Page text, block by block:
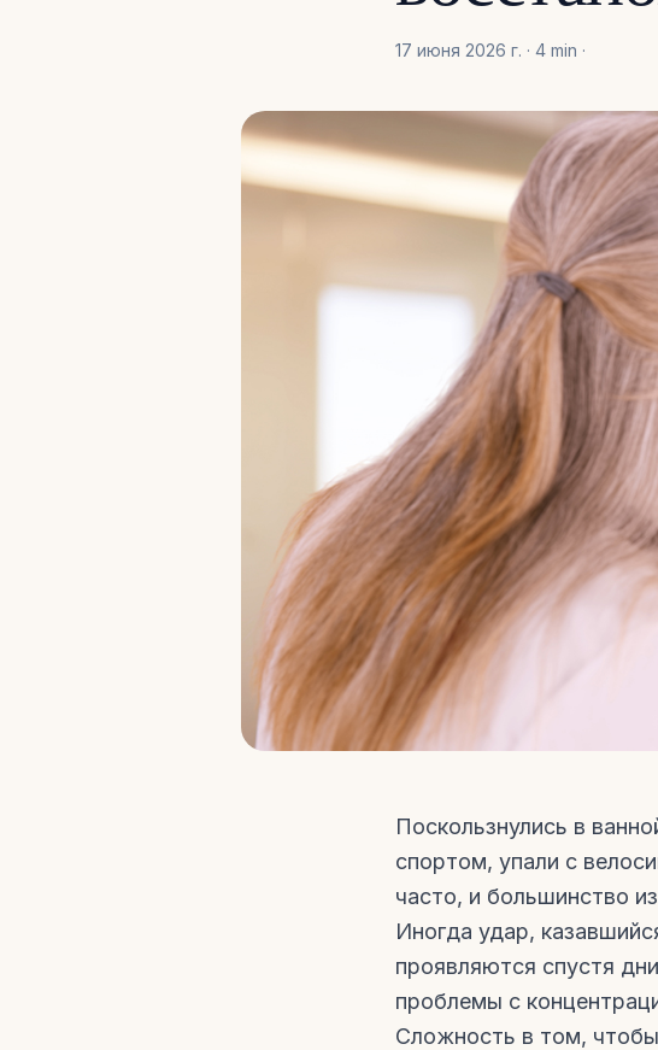
17 июня 2026 г. · 4 min ·
Поскользнулись в
спортом, упали с
часто, и большинство
Иногда удар,
проявляются спустя
проблемы с
Сложность в том,